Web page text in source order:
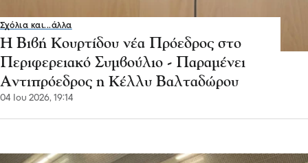
Σχόλια και...άλλα
Η Βιβή Κουρτίδου νέα Πρόεδρος στο
Περιφερειακό Συμβούλιο - Παραμένει
Αντιπρόεδρος η Κέλλυ Βαλταδώρου
04 Ιου 2026, 19:14